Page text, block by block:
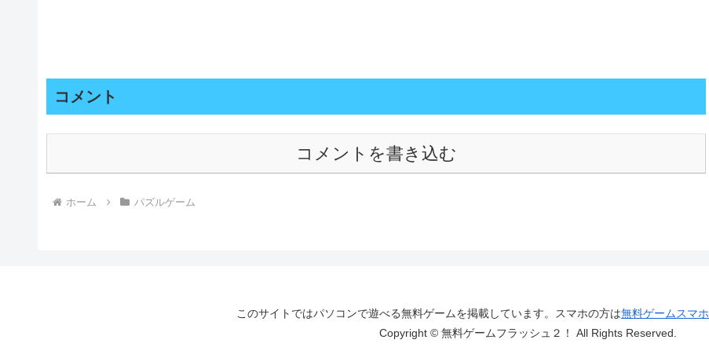
コメント
コメントを書き込む
ホーム パズルゲーム
このサイトではパソコンで遊べる無料ゲームを掲載しています。スマホの方は無料ゲームスマホ
Copyright © 無料ゲームフラッシュ２！ All Rights Reserved.